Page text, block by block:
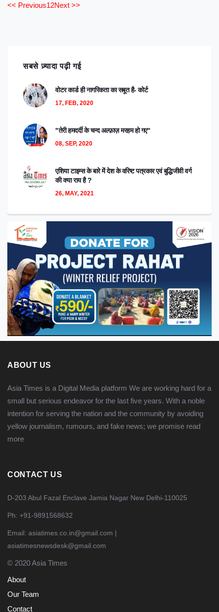
<< Previous12Next >>
सबसे ज़्यादा पढ़ी गई
वोटर कार्ड ही नागरिकता का सबूत है- कोर्ट
17, FEB, 2020
"तेरी हमदर्दी के चन्द अल्फ़ाज़ मरहम हो गए"
08, SEP, 2020
एशिया टाइम्स के बारे में देश के वरिष्ट पत्रकार एवं बुद्धिजीवी वर्ग
की क्या राय है ?
26, MAY, 2021
ABOUT US
Asia Times is a Digital Media platform We are working hard for a
small but serious endeavor for the last five years. With a noble
intention for serving the nation and the community by avoiding
yellow journalism, rumours, and fake news; we promise read
more
CONTACT US
D-203 Abul Fazal Enclave Jamia Nagar New Delhi-110025
Ph: +91-9891568632
Email: asiatimes.co.in@gmail.com |
asiatimesnewsdesk@gmail.com
© 2020 Asia Times
About
Our Team
Contact